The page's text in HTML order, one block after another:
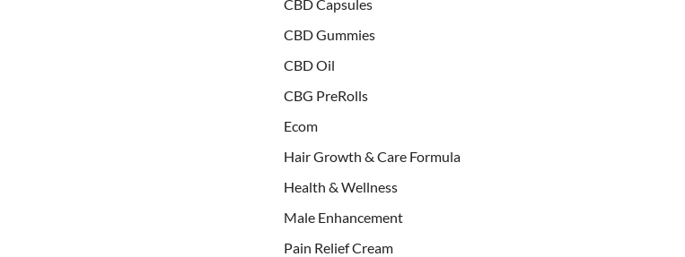
CBD Capsules
CBD Gummies
CBD Oil
CBG PreRolls
Ecom
Hair Growth & Care Formula
Health & Wellness
Male Enhancement
Pain Relief Cream